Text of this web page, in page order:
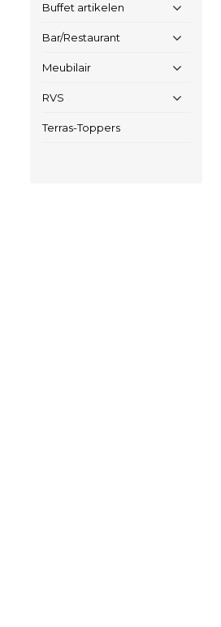
Buffet artikelen
Bar/Restaurant
Meubilair
RVS
Terras-Toppers